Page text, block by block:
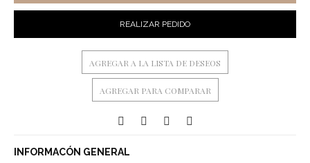
REALIZAR PEDIDO
AGREGAR A LA LISTA DE DESEOS
AGREGAR PARA COMPARAR
INFORMACÓN GENERAL